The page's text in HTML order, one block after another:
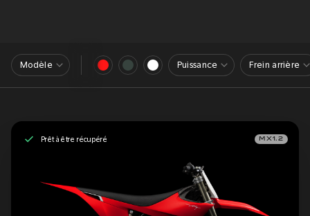
Modèle Puissance Frein arrière
Prêt à être récupéré MX1.2